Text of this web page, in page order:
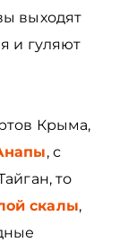
выходят
и гуляют
Крыма,
, с
то
скалы,